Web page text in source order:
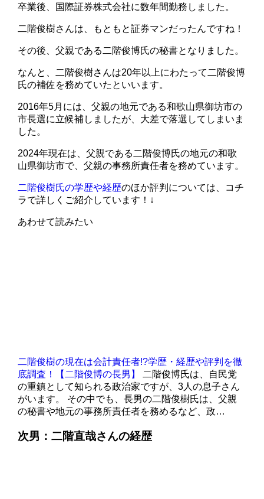
卒業後、国際証券株式会社に数年間勤務しました。
二階俊樹さんは、もともと証券マンだったんですね！
その後、父親である二階俊博氏の秘書となりました。
なんと、二階俊樹さんは20年以上にわたって二階俊博
氏の補佐を務めていたといいます。
2016年5月には、父親の地元である和歌山県御坊市の
市長選に立候補しましたが、大差で落選してしまいま
した。
2024年現在は、父親である二階俊博氏の地元の和歌
山県御坊市で、父親の事務所責任者を務めています。
二階俊樹氏の学歴や経歴のほか評判については、コチ
ラで詳しくご紹介しています！↓
あわせて読みたい
二階俊樹の現在は会計責任者!?学歴・経歴や評判を徹
底調査！【二階俊博の長男】
二階俊博氏は、自民党
の重鎮として知られる政治家ですが、3人の息子さん
がいます。 その中でも、長男の二階俊樹氏は、父親
の秘書や地元の事務所責任者を務めるなど、政…
次男：二階直哉さんの経歴